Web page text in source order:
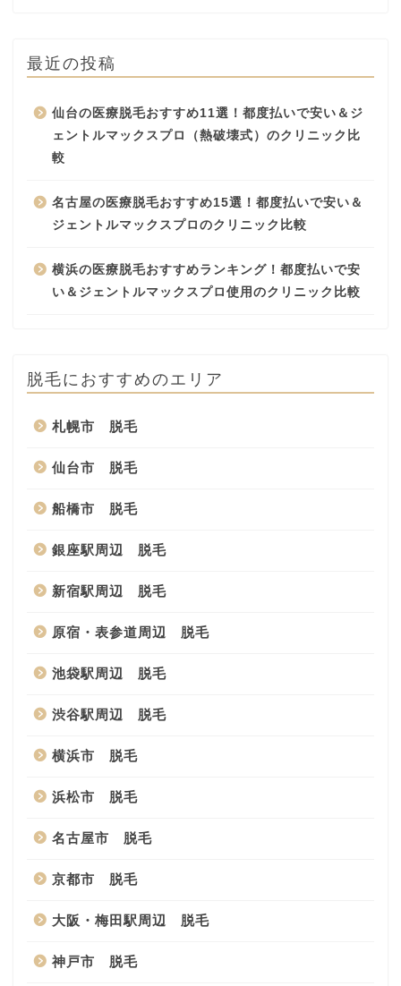
最近の投稿
仙台の医療脱毛おすすめ11選！都度払いで安い＆ジ
ェントルマックスプロ（熱破壊式）のクリニック比
較
名古屋の医療脱毛おすすめ15選！都度払いで安い＆
ジェントルマックスプロのクリニック比較
横浜の医療脱毛おすすめランキング！都度払いで安
い＆ジェントルマックスプロ使用のクリニック比較
脱毛におすすめのエリア
札幌市 脱毛
仙台市 脱毛
船橋市 脱毛
銀座駅周辺 脱毛
新宿駅周辺 脱毛
原宿・表参道周辺 脱毛
池袋駅周辺 脱毛
渋谷駅周辺 脱毛
横浜市 脱毛
浜松市 脱毛
名古屋市 脱毛
京都市 脱毛
大阪・梅田駅周辺 脱毛
神戸市 脱毛